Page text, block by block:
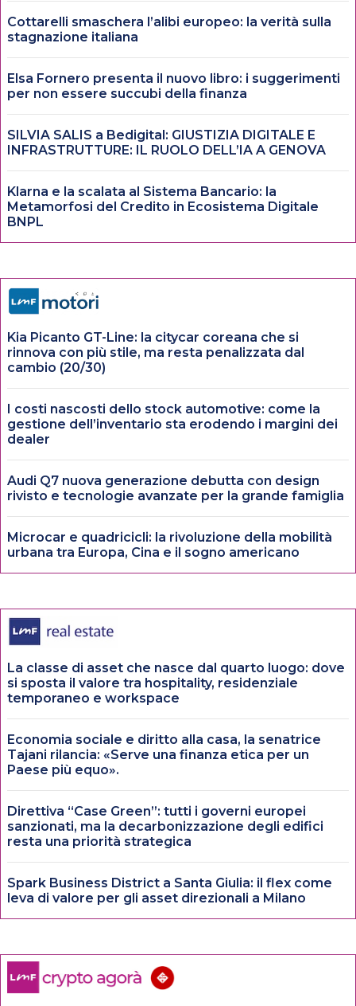
Cottarelli smaschera l’alibi europeo: la verità sulla
stagnazione italiana
Elsa Fornero presenta il nuovo libro: i suggerimenti
per non essere succubi della finanza
SILVIA SALIS a Bedigital: GIUSTIZIA DIGITALE E
INFRASTRUTTURE: IL RUOLO DELL’IA A GENOVA
Klarna e la scalata al Sistema Bancario: la
Metamorfosi del Credito in Ecosistema Digitale
BNPL
Kia Picanto GT-Line: la citycar coreana che si
rinnova con più stile, ma resta penalizzata dal
cambio (20/30)
I costi nascosti dello stock automotive: come la
gestione dell’inventario sta erodendo i margini dei
dealer
Audi Q7 nuova generazione debutta con design
rivisto e tecnologie avanzate per la grande famiglia
Microcar e quadricicli: la rivoluzione della mobilità
urbana tra Europa, Cina e il sogno americano
La classe di asset che nasce dal quarto luogo: dove
si sposta il valore tra hospitality, residenziale
temporaneo e workspace
Economia sociale e diritto alla casa, la senatrice
Tajani rilancia: «Serve una finanza etica per un
Paese più equo».
Direttiva “Case Green”: tutti i governi europei
sanzionati, ma la decarbonizzazione degli edifici
resta una priorità strategica
Spark Business District a Santa Giulia: il flex come
leva di valore per gli asset direzionali a Milano